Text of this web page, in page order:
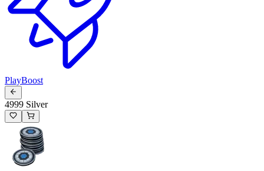
PlayBoost
4999 Silver